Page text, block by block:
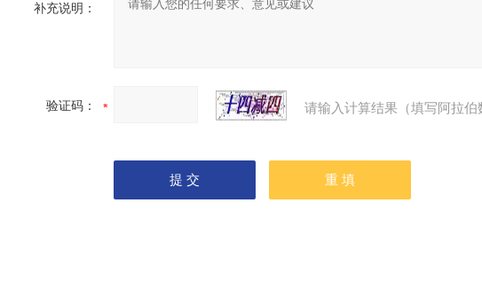
补充说明：
验证码： 请输入计算结果（填写阿拉